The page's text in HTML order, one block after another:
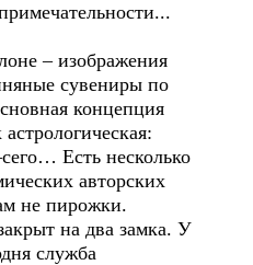
– изображения
сувениры по
концепция
Есть несколько
авторских
не пирожки.
на два замка. У
служба